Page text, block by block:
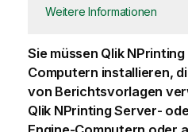
Weitere Informationen
Sie müssen Qlik
Computern installieren,
von Berichtsvorlagen
Qlik NPrinting Server-